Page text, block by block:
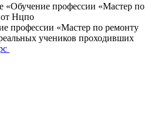
«Обучение профессии «Мастер по
от Нцпо
профессии «Мастер по ремонту
учеников проходивших